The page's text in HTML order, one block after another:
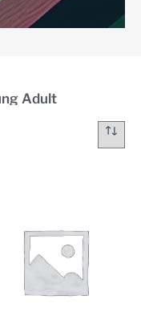
Adult